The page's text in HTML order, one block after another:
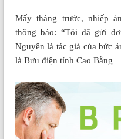
Mấy tháng trước, nhiếp
thông báo: “Tôi đã gửi
Nguyên là tác giả của bức
là Bưu điện tỉnh Cao Bằng